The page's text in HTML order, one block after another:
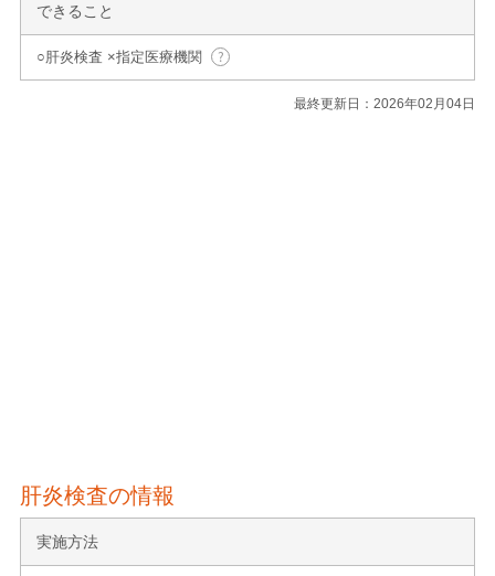
できること
○肝炎検査 ×指定医療機関
最終更新日：2026年02月04日
肝炎検査の情報
実施方法